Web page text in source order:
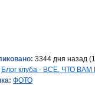
3344 дня назад
Блог клуба - ВСЕ, ЧТО
ФОТО